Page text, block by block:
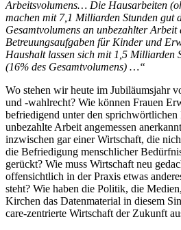
Arbeitsvolumens… Die Hausarbeiten
machen mit 7,1 Milliarden Stunden gut
Gesamtvolumens an unbezahlter
Betreuungsaufgaben für Kinder und
Haushalt lassen sich mit 1,5 Milliarden
(16% des Gesamtvolumens) …“
Wo stehen wir heute im Jubiläumsjahr
und -wahlrecht? Wie können Frauen
befriedigend unter den
unbezahlte Arbeit angemessen
inzwischen gar einer Wirtschaft, die
die Befriedigung menschlicher
gerückt? Wie muss Wirtschaft neu
offensichtlich in der Praxis etwas
steht? Wie haben die Politik, die
Kirchen das Datenmaterial in diesem
care-zentrierte Wirtschaft der Zukunft